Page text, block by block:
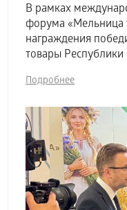
В рамках
форума «Мельница
награждения
товары Республики
Подробнее